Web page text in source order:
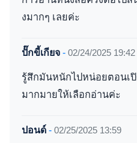
งมากๆ เลยค่ะ
ปั๊กขี้เกียจ - 02/24/2025 19:42
รู้สึกมันหนักไปหน่อยตอนเ
มากมายให้เลือกอ่านค่ะ
ปอนด์ - 02/25/2025 13:59